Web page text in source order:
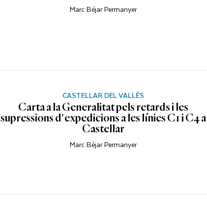
Marc Béjar Permanyer
CASTELLAR DEL VALLÈS
Carta a la Generalitat pels retards i les
supressions d'expedicions a les línies C1 i C4 a
Castellar
Marc Béjar Permanyer